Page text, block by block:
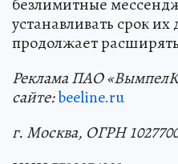
устанавливать срок
продолжает
Реклама ПАО
сайте:beeline.ru
г. Москва, ОГРН